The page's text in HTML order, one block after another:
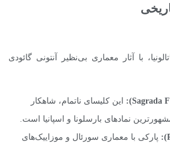
با آثار معماری بی‌نظیر آنتونی گائودی
Sagrada
): این کلیسای ناتمام، شاهکار
نمادهای بارسلونا و اسپانیا است.
): پارکی با معماری سورئال و موزاییک‌های